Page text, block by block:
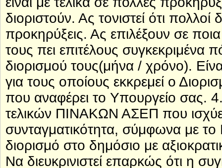
διοριστούν. Ας τονιστεί ότι πολλοί
προκηρύξεις. Ας επιλέξουν σε
τους πει επιτέλους συγκεκριμένα
διορισμού τους(μήνα / χρόνο).
για τους οποίους εκκρεμεί ο
που αναφέρει το Υπουργείο σας.
τελικών ΠΙΝΑΚΩΝ ΑΣΕΠ που
συνταγματικότητα, σύμφωνα με
διορισμό στο δημόσιο με
Να διευκρινιστεί επαρκώς ότι η